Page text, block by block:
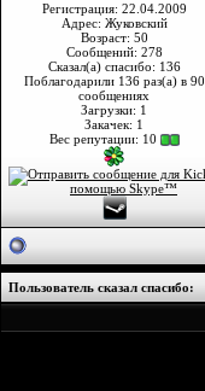
Регистрация: 22.04.2009
Адрес: Жуковский
Возраст: 50
Сообщений: 278
Сказал(а) спасибо: 136
Поблагодарили 136 раз(а) в 90
сообщениях
Загрузки: 1
Закачек: 1
Вес репутации: 10
Пользователь сказал cпасибо: